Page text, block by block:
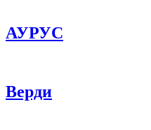
АУРУС
Верди